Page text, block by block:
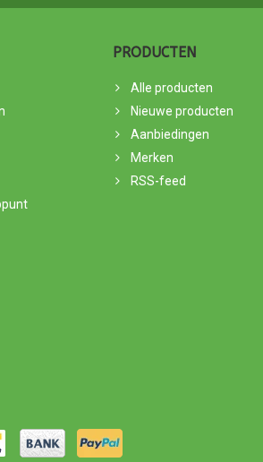
PRODUCTEN
Alle producten
Nieuwe producten
Aanbiedingen
Merken
RSS-feed